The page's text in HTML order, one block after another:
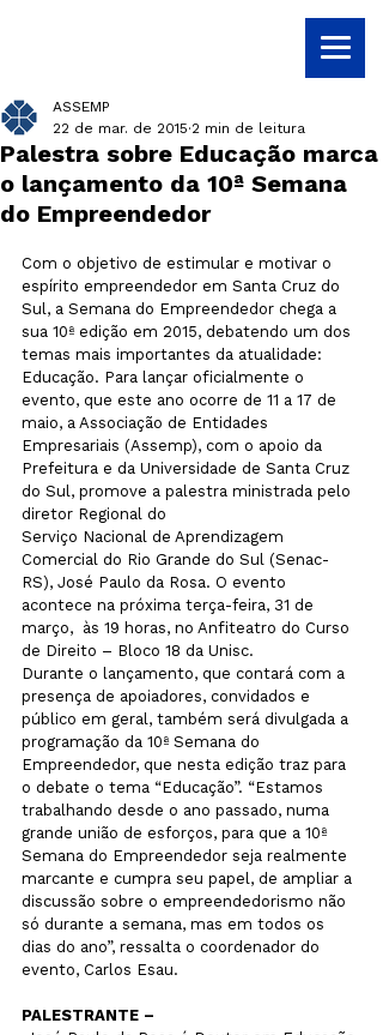
Palestra sobre Educação marca
o lançamento da 10ª Semana
do Empreendedor
ASSEMP
22 de mar. de 2015 2 min de leitura
Com o objetivo de estimular e motivar o
espírito empreendedor em Santa Cruz do
Sul, a Semana do Empreendedor chega a
sua 10ª edição em 2015, debatendo um dos
temas mais importantes da atualidade:
Educação. Para lançar oficialmente o
evento, que este ano ocorre de 11 a 17 de
maio, a Associação de Entidades
Empresariais (Assemp), com o apoio da
Prefeitura e da Universidade de Santa Cruz
do Sul, promove a palestra ministrada pelo
diretor Regional do
Serviço Nacional de Aprendizagem
Comercial do Rio Grande do Sul (Senac-
RS), José Paulo da Rosa. O evento
acontece na próxima terça-feira, 31 de
março,  às 19 horas, no Anfiteatro do Curso
de Direito – Bloco 18 da Unisc.
Durante o lançamento, que contará com a
presença de apoiadores, convidados e
público em geral, também será divulgada a
programação da 10ª Semana do
Empreendedor, que nesta edição traz para
o debate o tema “Educação”. “Estamos
trabalhando desde o ano passado, numa
grande união de esforços, para que a 10ª
Semana do Empreendedor seja realmente
marcante e cumpra seu papel, de ampliar a
discussão sobre o empreendedorismo não
só durante a semana, mas em todos os
dias do ano”, ressalta o coordenador do
evento, Carlos Esau.
PALESTRANTE –